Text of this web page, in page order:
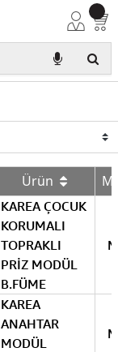
Ürün
KAREA ÇOCUK
KORUMALI
TOPRAKLI
PRİZ MODÜL
B.FÜME
KAREA
ANAHTAR
MODÜL